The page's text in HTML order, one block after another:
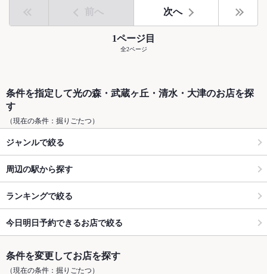
前へ 次へ
1ページ目
全2ページ
条件を指定して光の森・武蔵ヶ丘・清水・大津のお店を探
す
（現在の条件：掘りごたつ）
ジャンルで絞る
周辺の駅から探す
ランキングで絞る
今日明日予約できるお店で絞る
条件を変更してお店を探す
（現在の条件：掘りごたつ）